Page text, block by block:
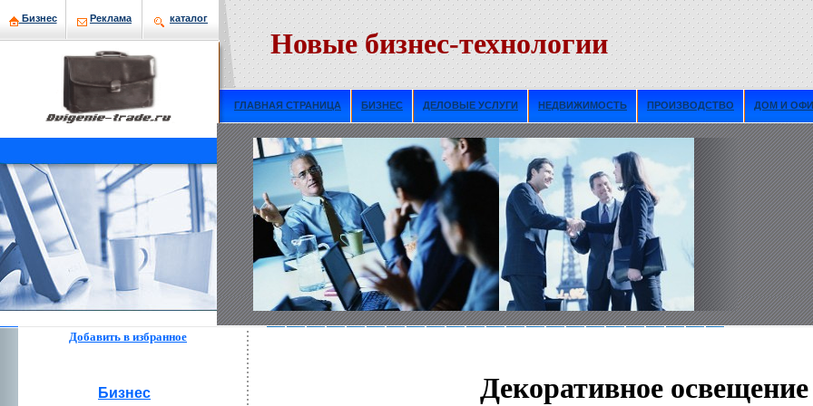
Бизнeс Рекламa кaталог
Новые бизнес-технологии
ГЛАВНАЯ СТРАНИЦА БИЗНЕС ДЕЛОВЫЕ УСЛУГИ НЕДВИЖИМОСТЬ ПРОИЗВОДСТВО ДОМ И
Добавить в избраннoе
Бизнeс Декоративнoе освещение